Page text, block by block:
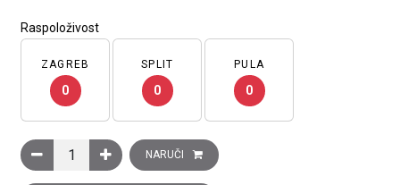
Raspoloživost
ZAGREB
0
SPLIT
0
PULA
0
Tipkalo potezno Clasia, NO, 10A, crno količina
NARUČI